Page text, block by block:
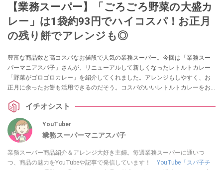
【業務スーパー】「ごろごろ野菜の大盛カ
レー」は1袋約93円でハイコスパ！お正月
の残り餅でアレンジも◎
豊富な商品数と高コスパなお値段で人気の業務スーパー。今回は「業務スー
パーマニアスパ子」さんが、リニューアルして新しくなったレトルトカレー
「野菜がゴロゴロカレー」を紹介してくれました。アレンジもしやすく、お
正月に余ったお餅も活用できるのだそう。コスパのいいレトルトカレーをお
イチオシスト
YouTuber
業務スーパーマニアスパ子
業務スーパー商品紹介＆アレンジ大好き主婦。毎週業務スーパーに通いつ
つ、商品の魅力をYouTubeや記事で発信しています！ YouTube「スパ子チ